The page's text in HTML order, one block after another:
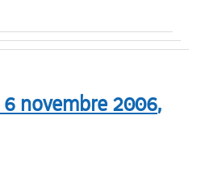
6 novembre 2006,